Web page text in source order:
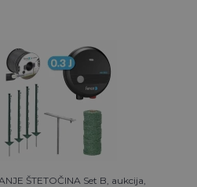
ŠTETOČINA Set B, aukcija,